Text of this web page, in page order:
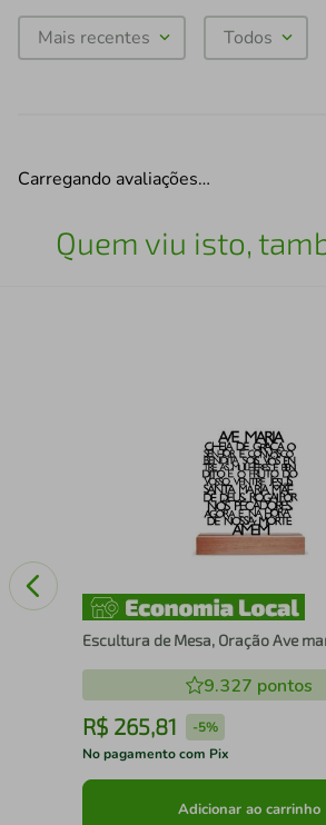
Mais recentes Todos
Carregando avaliações…
Quem viu isto,
Escultura de Mesa, Oração Ave
9.327 pontos
R$ 265,81 -5%
No pagamento com Pix
Adicionar ao carrinho